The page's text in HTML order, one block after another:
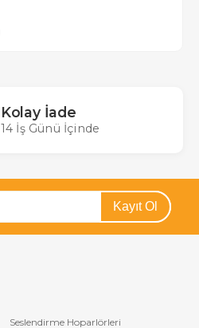
Kolay İade
14 İş Günü İçinde
Kayıt Ol
Seslendirme Hoparlörleri